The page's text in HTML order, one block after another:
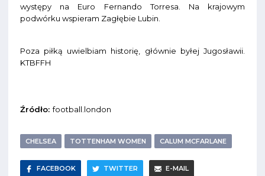
występy na Euro Fernando Torresa. Na krajowym
podwórku wspieram Zagłębie Lubin.
Poza piłką uwielbiam historię, głównie byłej Jugosławii.
KTBFFH
Źródło: football.london
CHELSEA TOTTENHAM WOMEN CALUM MCFARLANE
FACEBOOK TWITTER E-MAIL